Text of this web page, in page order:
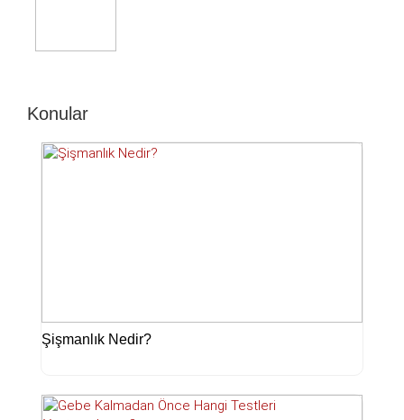
Konular
Şişmanlık Nedir?